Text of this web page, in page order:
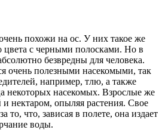
похожи на ос. У них такое же
цвета с черными полосками. Но в
безвредны для человека.
очень полезными насекомыми, так
например, тлю, а также
некоторых насекомых. Взрослые же
нектаром, опыляя растения. Свое
то, что, зависая в полете, она издает
воды.